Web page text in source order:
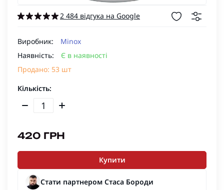
2 484 відгука на Google
Виробник:
Minox
Наявність:
Є в наявності
Продано: 53 шт
420 ГРН
Кількість:
Купити
Стати партнером Стаса Бороди